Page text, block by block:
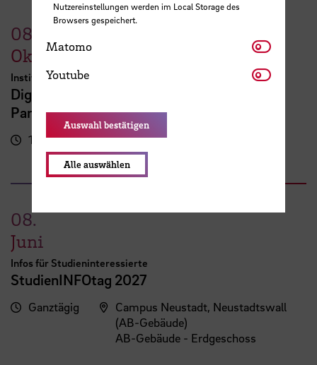
08.
Oktober
Institut für Digitale Teilhabe
Digitale Arbeitswelten inklusiv gestalten -
Partizipation in der Technikentwicklung
10:00 - 16:00 Uhr
Campus der HSB
08.
Juni
Infos für Studieninteressierte
StudienINFOtag 2027
Ganztägig
Campus Neustadt, Neustadtswall
(AB-Gebäude)
AB-Gebäude - Erdgeschoss
Nutzereinstellungen werden im Local Storage des
Browsers gespeichert.
Matomo Matomo
Youtube Youtube
Auswahl bestätigen
Alle auswählen